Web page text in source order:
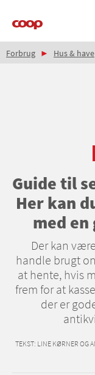
Main
Brødkrumme
Forbrug Hus & have
Guide til
Her kan
med en
Der kan
handle brugt
at hente, hvis
frem for at
der er
TEKST: LINE KØRNER OG